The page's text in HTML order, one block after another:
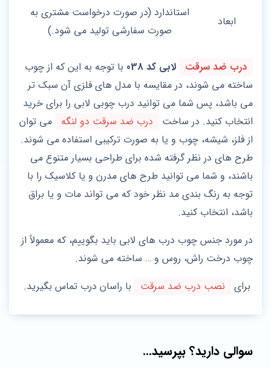
ابعاد
استاندارد (در صورت درخواست مشتری به
صورت سفارشی تولید می شود.)
درب ضد سرقت لابی کد 038
با توجه به این که از چوب
ساخته می شوند، در مقایسه با مدل های فلزی آن سبک تر
می باشد، پس شما می توانید درب چوبی لابی را برای خرید
انتخاب کنید. در ساخت
درب ضد سرقت دو لنگه
می توان
از فلز، شیشه، چوب و یا به صورت ترکیبی استفاده می شوند.
طرح های در نظر گرفته شده برای طراحی بسیار متنوع می
باشند، و شما می توانید طرح های مدرن و یا کلاسیک را با
توجه به رنگ بندی مد نظر خود که می تواند مات و یا براق
باشد، انتخاب کنید.
در مورد جنس چوب درب های لابی باید بگوییم، که معمولاً از
چوب درخت راش، روس و … ساخته می شوند.
برای
نصب درب ضد سرقت با راسان درب تماس بگیرید.
سوالی دارید؟ بپرسید...